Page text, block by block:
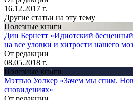
16.12.2017 г.
Другие статьи на эту тему
Полезные книги
Дин Бернетт «Идиотский
на все уловки и хитрости нашего
От редакции
08.05.2018 г.
Полезные книги
Мэттью Уолкер «Зачем мы спим.
сновидениях»